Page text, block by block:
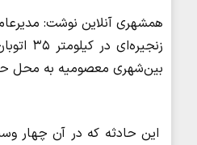
بین‌شهری معصومیه به محل
این حادثه که در آن چهار